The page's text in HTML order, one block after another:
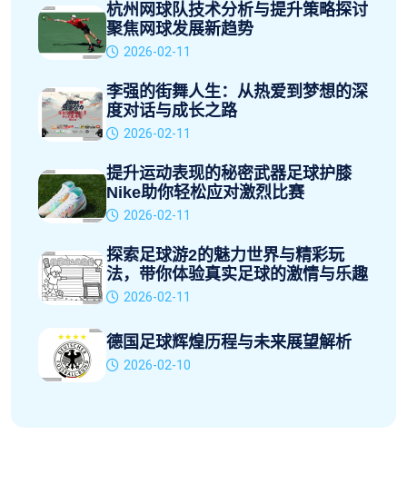
杭州网球队技术分析与提升策略探讨
聚焦网球发展新趋势
2026-02-11
李强的街舞人生：从热爱到梦想的深
度对话与成长之路
2026-02-11
提升运动表现的秘密武器足球护膝
Nike助你轻松应对激烈比赛
2026-02-11
探索足球游2的魅力世界与精彩玩
法，带你体验真实足球的激情与乐趣
2026-02-11
德国足球辉煌历程与未来展望解析
2026-02-10